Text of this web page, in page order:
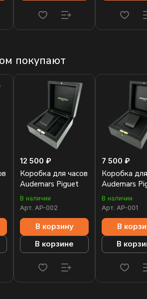
покупают
12 500 ₽
Коробка для часов
Audemars Piguet
В наличии
Арт. AP-002
В корзину
В корзине
7 500 ₽
Коробка
Audemars
В наличии
Арт. AP-001
В
В